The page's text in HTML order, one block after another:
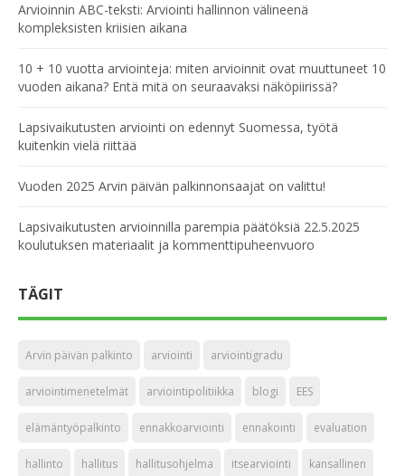
Arvioinnin ABC-teksti: Arviointi hallinnon välineenä
kompleksisten kriisien aikana
10 + 10 vuotta arviointeja: miten arvioinnit ovat muuttuneet 10
vuoden aikana? Entä mitä on seuraavaksi näköpiirissä?
Lapsivaikutusten arviointi on edennyt Suomessa, työtä
kuitenkin vielä riittää
Vuoden 2025 Arvin päivän palkinnonsaajat on valittu!
Lapsivaikutusten arvioinnilla parempia päätöksiä 22.5.2025
koulutuksen materiaalit ja kommenttipuheenvuoro
TÄGIT
Arvin päivän palkinto arviointi arviointigradu
arviointimenetelmät arviointipolitiikka blogi EES
elämäntyöpalkinto ennakkoarviointi ennakointi evaluation
hallinto hallitus hallitusohjelma itsearviointi kansallinen